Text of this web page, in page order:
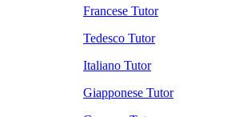
Francese Tutor
Tedesco Tutor
Italiano Tutor
Giapponese Tutor